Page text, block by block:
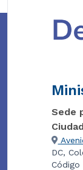
Sede
DC,
Código